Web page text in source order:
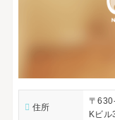
住所
〒
Kビル